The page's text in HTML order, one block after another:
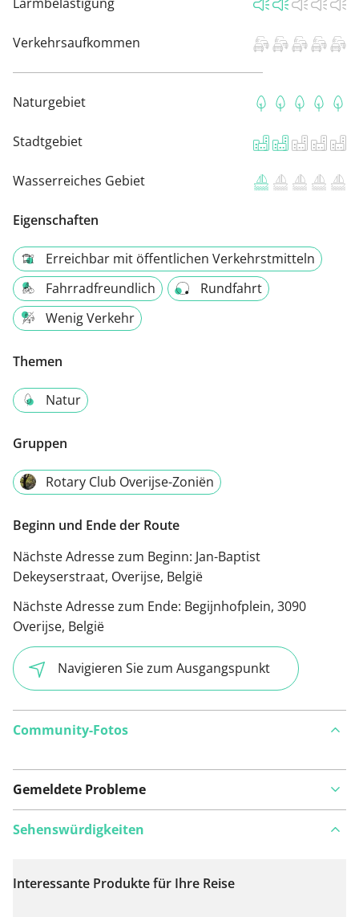
Verkehrsaufkommen
Naturgebiet
Stadtgebiet
Wasserreiches Gebiet
Eigenschaften
Erreichbar mit öffentlichen Verkehrstmitteln
Fahrradfreundlich
Rundfahrt
Wenig Verkehr
Themen
Natur
Gruppen
Rotary Club Overijse-Zoniën
Beginn und Ende der Route
Nächste Adresse zum Beginn: Jan-Baptist
Dekeyserstraat, Overijse, België
Nächste Adresse zum Ende: Begijnhofplein, 3090
Overijse, België
Navigieren Sie zum Ausgangspunkt
Community-Fotos
Gemeldete Probleme
Auf Karte anzeigen
Sehenswürdigkeiten
Interessante Produkte für Ihre Reise